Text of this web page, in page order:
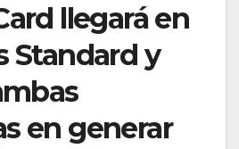
llegará en
Standard y
en generar